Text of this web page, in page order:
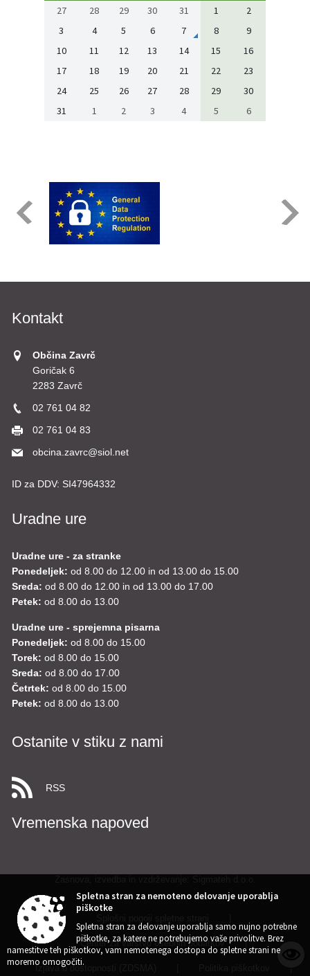
27 28 29 30 31 1
2
3
4 5 6 7 8
9
10
11 12 13 14 15
16
17
18 19 20 21 22
23
24
25 26 27 28 29
30
31
1 2 3 4 5 6
Kontakt
Občina Zavrč
Goričak 6
2283 Zavrč
02 761 04 82
02 761 04 83
obcina.zavrc@siol.net
ID za DDV: SI47964332
Uradne ure
Uradne ure - za stranke
Ponedeljek: od 8.00 do 12.00 in od 13.00 do 15.00
Sreda: od 8.00 do 12.00 in od 13.00 do 17.00
Petek: od 8.00 do 13.00
Uradne ure - sprejemna pisarna
Ponedeljek: od 8.00 do 15.00
Torek: od 8.00 do 15.00
Sreda: od 8.00 do 17.00
Četrtek: od 8.00 do 15.00
Petek: od 8.00 do 13.00
Ostanite v stiku z nami
RSS
Vremenska napoved
Center za varstvo osebnih podatkov |
Izjava o dostopnosti (ZDSMA) |
Spletna stran za nemoteno delovanje uporablja
piškotke
Spletna stran za delovanje uporablja samo nujno potrebne
piškotke, za katere ne potrebujemo vaše privolitve. Brez
namestitve teh piškotkov, vam nemotenega dostopa do spletne strani ne
moremo omogočiti.